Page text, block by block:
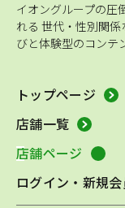
イオングループの圧
れる 世代・性別関
びと体験型のコンテ
トップページ
店舗一覧
店舗ページ
ログイン・新規